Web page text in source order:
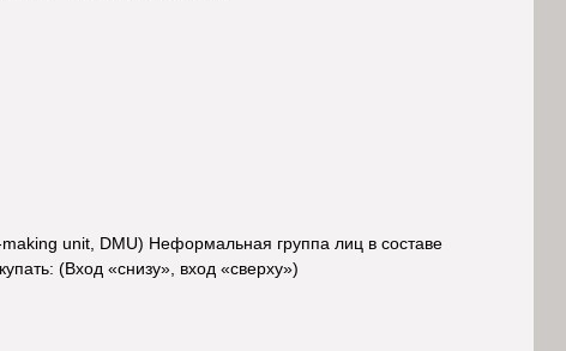
unit, DMU) Неформальная группа лиц в составе
(Вход «снизу», вход «сверху»)